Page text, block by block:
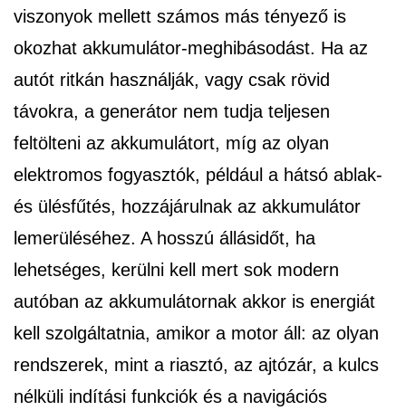
viszonyok mellett számos más tényező is
okozhat akkumulátor-meghibásodást. Ha az
autót ritkán használják, vagy csak rövid
távokra, a generátor nem tudja teljesen
feltölteni az akkumulátort, míg az olyan
elektromos fogyasztók, például a hátsó ablak-
és ülésfűtés, hozzájárulnak az akkumulátor
lemerüléséhez. A hosszú állásidőt, ha
lehetséges, kerülni kell mert sok modern
autóban az akkumulátornak akkor is energiát
kell szolgáltatnia, amikor a motor áll: az olyan
rendszerek, mint a riasztó, az ajtózár, a kulcs
nélküli indítási funkciók és a navigációs